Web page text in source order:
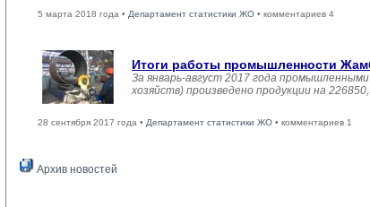
5 марта 2018 года • Департамент статистики ЖО • комментариев 4
Итоги работы промышленности
За январь-август 2017 года
хозяйств) произведено продукции на
28 сентября 2017 года • Департамент статистики ЖО • комментариев 1
Архив новостей